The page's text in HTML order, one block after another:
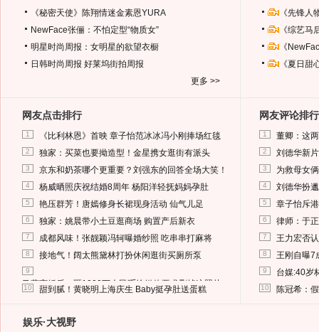
《秘密天使》陈翔情迷金素恩YURA
NewFace张俪：不怕定型“物质女”
明星时尚周报：女明星的欲望衣橱
日韩时尚周报 好莱坞街拍周报
更多 >>
《先锋
《综艺
《
《夏日
网友点击排行
1 《比利林恩》首映 章子怡范冰冰冯小刚捧场红毯
2 独家：买菜也要拗造型！金星携女逛街有派头
3 京东和奶茶哪个更重要？刘强东的回答全场大笑！
4 杨威晒照庆祝结婚8周年 杨阳洋轻抚妈妈孕肚
5 艳压群芳！唐嫣修身长裙现身活动 仙气儿足
6 独家：姚晨带小土豆逛商场 购置产后新衣
7 成都风味！张靓颖冯轲曝婚纱照 吃串串打麻将
8 接地气！阔太熊黛林打扮休闲逛街买厕所泵
9
马蓉离婚后，砸1000万人民币给媒体要求删掉这照片
10 甜到腻！黄晓明上海庆生 Baby挺孕肚送蛋糕
网友评论排行
1 董卿：这
2 刘德华新
3 为救母女
4 刘德华扮
5 章子怡斥
6 律师：于
7 王力宏否
8 王刚自曝7
9 台媒:40岁
10 陈冠希：
娱乐·大视野